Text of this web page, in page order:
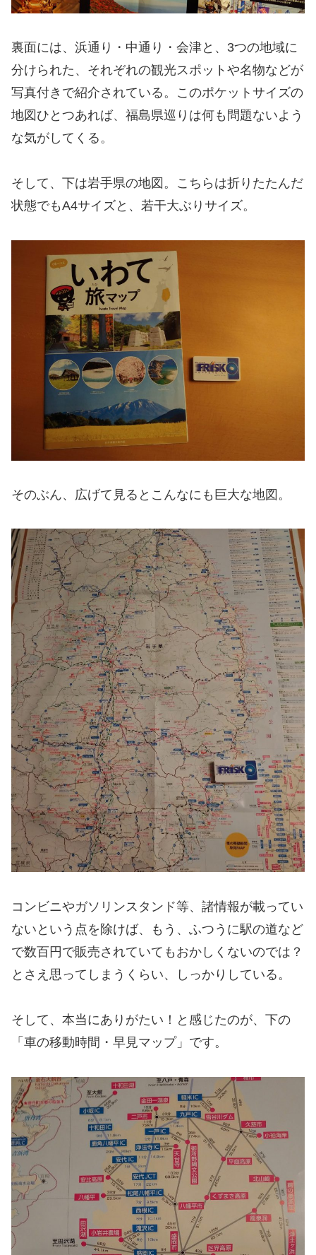
裏面には、浜通り・中通り・会津と、3つの地域に
分けられた、それぞれの観光スポットや名物などが
写真付きで紹介されている。このポケットサイズの
地図ひとつあれば、福島県巡りは何も問題ないよう
な気がしてくる。
そして、下は岩手県の地図。こちらは折りたたんだ
状態でもA4サイズと、若干大ぶりサイズ。
そのぶん、広げて見るとこんなにも巨大な地図。
コンビニやガソリンスタンド等、諸情報が載ってい
ないという点を除けば、もう、ふつうに駅の道など
で数百円で販売されていてもおかしくないのでは？
とさえ思ってしまうくらい、しっかりしている。
そして、本当にありがたい！と感じたのが、下の
「車の移動時間・早見マップ」です。